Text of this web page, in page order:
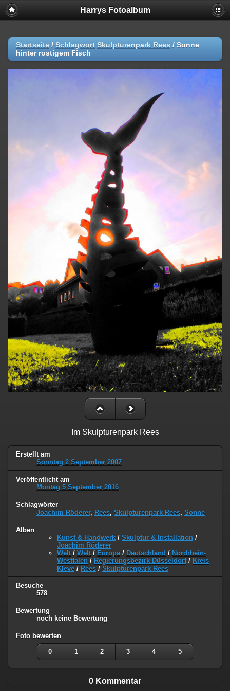
Harrys Fotoalbum
Startseite / Schlagwort Skulpturenpark Rees / Sonne
hinter rostigem Fisch
Im Skulpturenpark Rees
Erstellt am
Sonntag 2 September 2007
Veröffentlicht am
Montag 5 September 2016
Schlagwörter
Joachim Röderer, Rees, Skulpturenpark Rees, Sonne
Alben
Kunst & Handwerk / Skulptur & Installation /
Joachim Röderer
Welt / Welt / Europa / Deutschland / Nordrhein-
Westfalen / Regierungsbezirk Düsseldorf/ Kreis
Kleve / Rees / Skulpturenpark Rees
Besuche
578
Bewertung
noch keine Bewertung
Foto bewerten
0 1 2 3 4 5
0 Kommentar